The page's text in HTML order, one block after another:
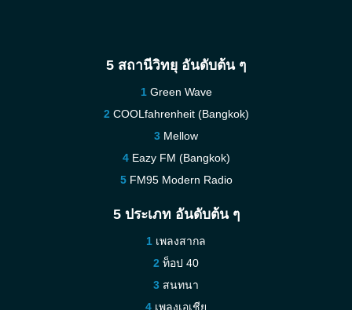
5 สถานีวิทยุ อันดับต้น ๆ
Green Wave
COOLfahrenheit (Bangkok)
Mellow
Eazy FM (Bangkok)
FM95 Modern Radio
5 ประเภท อันดับต้น ๆ
เพลงสากล
ท็อป 40
สนทนา
เพลงเอเชีย